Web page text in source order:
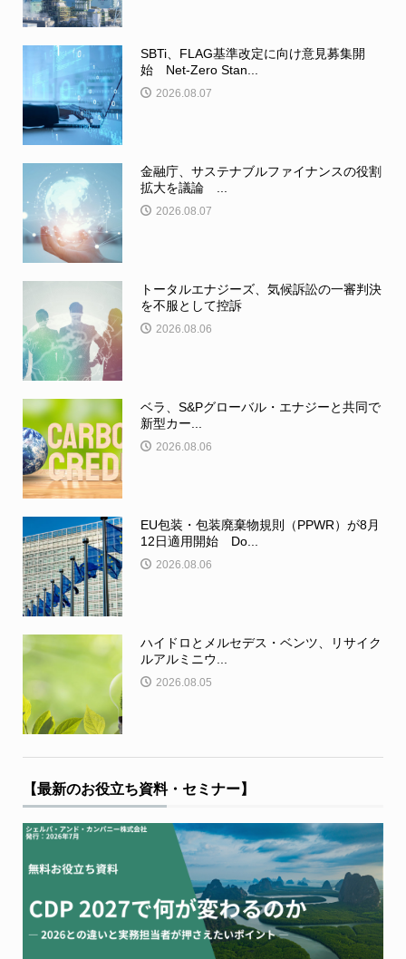
SBTi、FLAG基準改定に向け意見募集開
始 Net-Zero Stan...
2026.08.07
金融庁、サステナブルファイナンスの役割
拡大を議論 ...
2026.08.07
トータルエナジーズ、気候訴訟の一審判決
を不服として控訴
2026.08.06
ベラ、S&Pグローバル・エナジーと共同で
新型カー...
2026.08.06
EU包装・包装廃棄物規則（PPWR）が8月
12日適用開始 Do...
2026.08.06
ハイドロとメルセデス・ベンツ、リサイク
ルアルミニウ...
2026.08.05
【最新のお役立ち資料・セミナー】